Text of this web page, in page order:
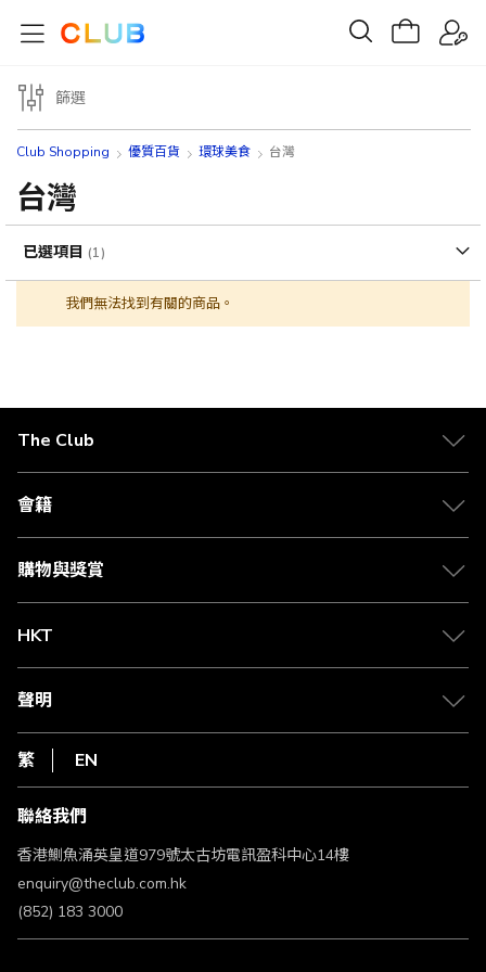
Club Shopping 優質百貨 環球美食 台灣
台灣
我們無法找到有關的商品。
篩選
已選項目
The Club
關於 The Club
合作夥伴
媒體中心
會籍
會籍及專屬禮遇
賺取積分
購物與獎賞
物流與配送
Club Shopping 商品領取站
常見問題
HKT
csl.
1010
HKT
聲明
私隱聲明
使用條款
條款及細則
不歧視及不騷擾聲明
認可牌照及通告
繁 EN
聯絡我們
香港鰂魚涌英皇道979號太古坊電訊盈科中心14樓
enquiry@theclub.com.hk
(852) 183 3000